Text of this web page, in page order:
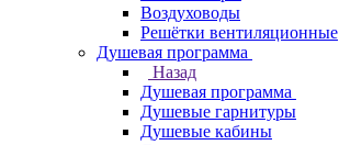
Воздуховоды
Решётки вентиляционные
Душевая программа
Назад
Душевая программа
Душевые гарнитуры
Душевые кабины